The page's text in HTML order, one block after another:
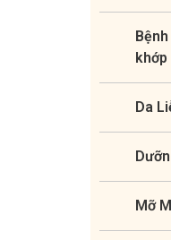
khớp
Da
Mỡ